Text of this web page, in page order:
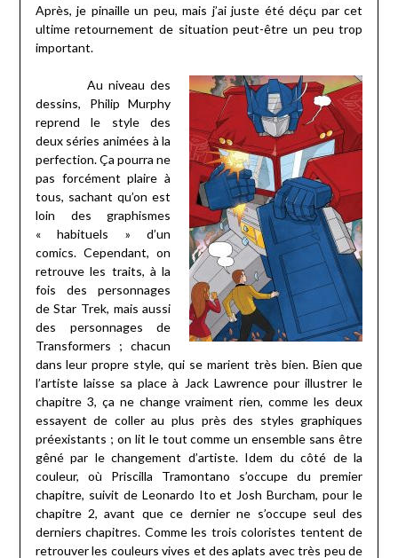
Après, je pinaille un peu, mais j’ai juste été déçu par cet
ultime retournement de situation peut-être un peu trop
important.
Au niveau des
dessins, Philip Murphy
reprend le style des
deux séries animées à la
perfection. Ça pourra ne
pas forcément plaire à
tous, sachant qu’on est
loin des graphismes
« habituels » d’un
comics. Cependant, on
retrouve les traits, à la
fois des personnages
de Star Trek, mais aussi
des personnages de
Transformers ; chacun
dans leur propre style, qui se marient très bien. Bien que
l’artiste laisse sa place à Jack Lawrence pour illustrer le
chapitre 3, ça ne change vraiment rien, comme les deux
essayent de coller au plus près des styles graphiques
préexistants ; on lit le tout comme un ensemble sans être
gêné par le changement d’artiste. Idem du côté de la
couleur, où Priscilla Tramontano s’occupe du premier
chapitre, suivit de Leonardo Ito et Josh Burcham, pour le
chapitre 2, avant que ce dernier ne s’occupe seul des
derniers chapitres. Comme les trois coloristes tentent de
retrouver les couleurs vives et des aplats avec très peu de